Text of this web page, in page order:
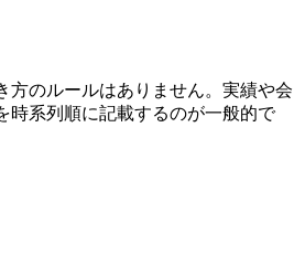
方のルールはありません。実績や会
時系列順に記載するのが一般的で